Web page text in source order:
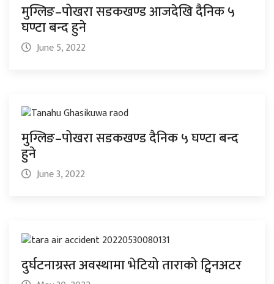
मुग्लिङ–पोखरा सडकखण्ड आजदेखि दैनिक ५
घण्टा बन्द हुने
June 5, 2022
मुग्लिङ–पोखरा सडकखण्ड दैनिक ५ घण्टा बन्द
हुने
June 3, 2022
दुर्घटनाग्रस्त अवस्थामा भेटियो ताराको ट्विनअटर